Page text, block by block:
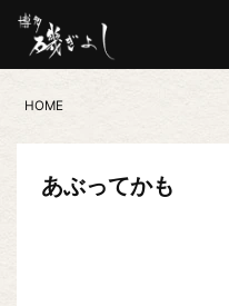
HOME
あぶってかも